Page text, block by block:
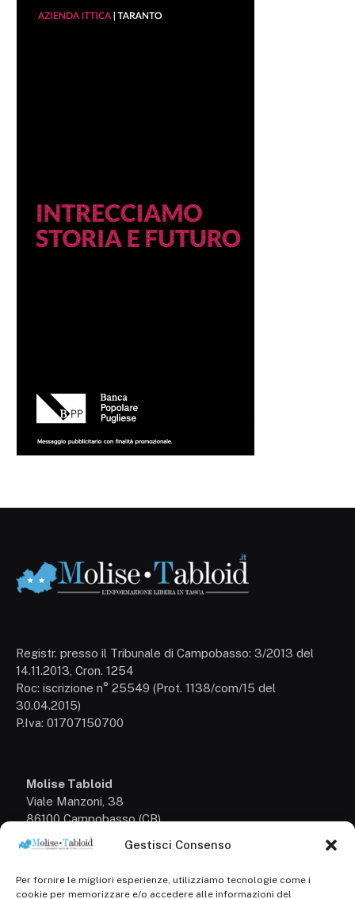
Gestisci Consenso
Per fornire le migliori esperienze, utilizziamo tecnologie come i
cookie per memorizzare e/o accedere alle informazioni del
Registr. presso il Tribunale di Campobasso: 3/2013 del
14.11.2013, Cron. 1254
Roc: iscrizione n° 25549 (Prot. 1138/com/15 del
30.04.2015)
P.Iva: 01707150700
Molise Tabloid
Viale Manzoni, 38
86100 Campobasso (CB)
+39 3333169466
Scrivici a: